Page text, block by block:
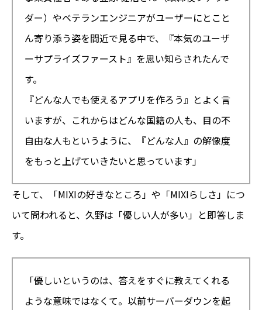
ダー）やベテランエンジニアがユーザーにとこと
ん寄り添う姿を間近で見る中で、『本気のユーザ
ーサプライズファースト』を思い知らされたんで
す。
『どんな人でも使えるアプリを作ろう』とよく言
いますが、これからはどんな国籍の人も、目の不
自由な人もというように、『どんな人』の解像度
をもっと上げていきたいと思っています」
そして、「MIXIの好きなところ」や「MIXIらしさ」につ
いて問われると、久野は「優しい人が多い」と即答しま
す。
「優しいというのは、答えをすぐに教えてくれる
ような意味ではなくて。以前サーバーダウンを起